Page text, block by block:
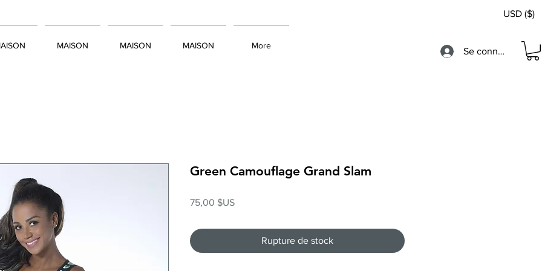
MAISON MAISON MAISON More
USD ($)
Se connecter
Green Camouflage Grand Slam
75,00 $USPrix
Rupture de stock